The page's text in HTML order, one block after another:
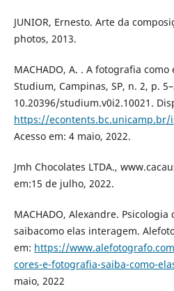
JUNIOR, Ernesto. Arte da
photos, 2013.
MACHADO, A. . A fotografia
Studium, Campinas, SP, n. 2, p.
10.20396/studium.v0i2.10021.
https://
Acesso em: 4 maio, 2022.
Jmh Chocolates LTDA.,
em:15 de julho, 2022.
MACHADO, Alexandre.
saibacomo elas interagem.
em: https://
cores-e-fotografia-saiba-como-
maio, 2022